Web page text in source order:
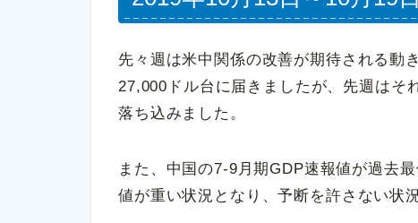
先々週は米中関係の改善が期待される動
27,000ドル台に届きましたが、先週はそ
落ち込みました。
また、中国の7-9月期GDP速報値が過去
値が重い状況となり、予断を許さない状